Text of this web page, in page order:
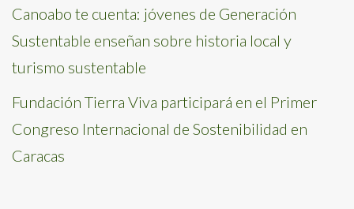
Canoabo te cuenta: jóvenes de Generación
Sustentable enseñan sobre historia local y
turismo sustentable
Fundación Tierra Viva participará en el Primer
Congreso Internacional de Sostenibilidad en
Caracas